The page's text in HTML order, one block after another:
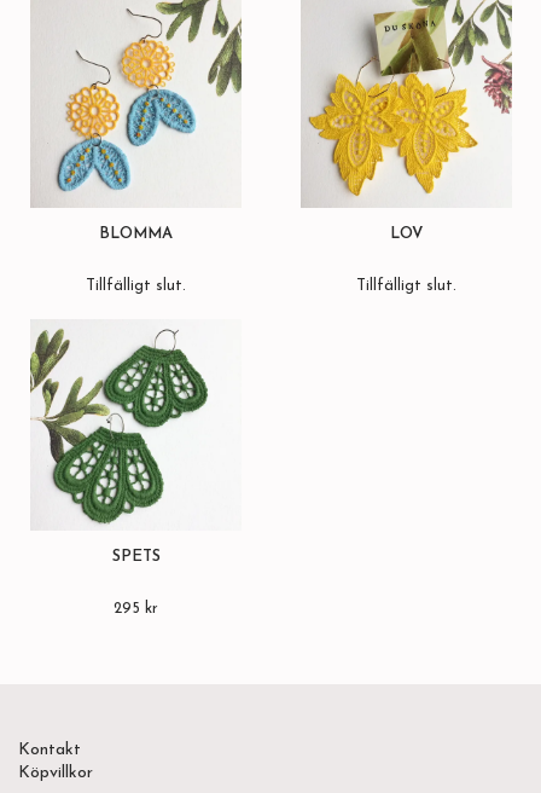
BLOMMA
Tillfälligt slut.
LÖV
Tillfälligt slut.
SPETS
295 kr
Kontakt
Köpvillkor